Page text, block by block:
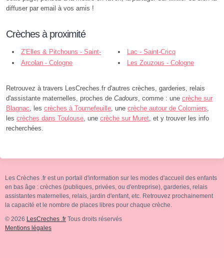
diffuser par email à vos amis !
Crèches à proximité
Z'Elles & Pitchouns - Saint-
Cricq
Lac - Saint-Cricq
Arcolan - Cologne
Les Zouzous - Cologne
Retrouvez à travers LesCreches.fr d'autres crèches, garderies, relais
d'assistante maternelles, proches de Cadours, comme : une crèche sur
Blagnac, les crèches à Tournefeuille, une crèche autour de Colomiers,
les crèches dans Toulouse, une crèche sur Muret, et y trouver les info
recherchées.
Les Crèches .fr est un portail d'information sur les modes d'accueil des enfants
en bas âge : crèches (publiques, privées, ou d'entreprise), garderies, relais
assistantes maternelles, relais, jardin d'enfant, etc. Retrouvez prochainement
la capacité et le nombre de places libres pour chaque crèche.
© 2026 LesCreches .fr Tous droits réservés
Mentions légales